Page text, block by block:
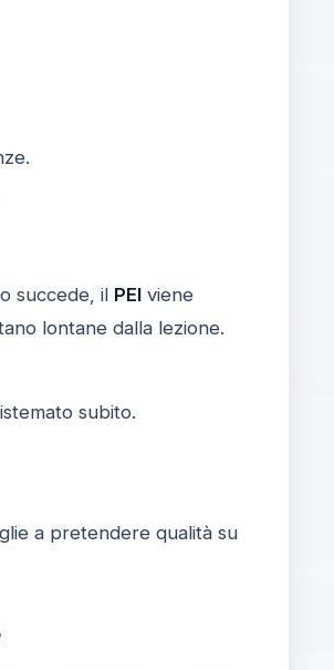
succede, il PEIviene
lontane dalla lezione.
subito.
a pretendere qualità su